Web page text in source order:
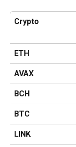
Crypto
ETH
AVAX
BCH
BTC
LINK